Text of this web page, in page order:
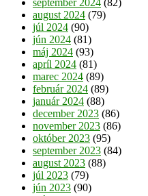
august 2024 (79)
júl 2024 (90)
jún 2024 (81)
máj 2024 (93)
apríl 2024 (81)
marec 2024 (89)
február 2024 (89)
január 2024 (88)
december 2023 (86)
november 2023 (86)
október 2023 (95)
september 2023 (84)
august 2023 (88)
júl 2023 (79)
jún 2023 (90)